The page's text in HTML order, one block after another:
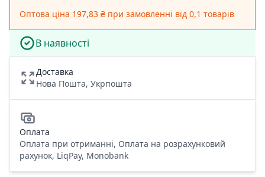
Оптова ціна 197,83 ₴ при замовленні від 0,1 товарів
В наявності
Доставка
Нова Пошта, Укрпошта
Оплата
Оплата при отриманні, Оплата на розрахунковий
рахунок, LiqPay, Monobank